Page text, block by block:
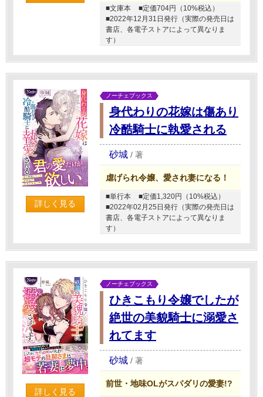
■文庫本
■定価704円（10%税込）
■2022年12月31日発行（実際の発売日は
書店、各電子ストアによって異なりま
す）
詳しく見る
ノーチェブックス
身代わりの花嫁は傷あり
冷酷騎士に執愛される
砂城 / 著
虐げられ令嬢、愛され妻になる！
■単行本
■定価1,320円（10%税込）
■2022年02月25日発行（実際の発売日は
書店、各電子ストアによって異なりま
す）
詳しく見る
ノーチェブックス
ひきこもり令嬢でしたが
絶世の美貌騎士に溺愛さ
れてます
砂城 / 著
前世・地味OLがスパダリの愛妻!?